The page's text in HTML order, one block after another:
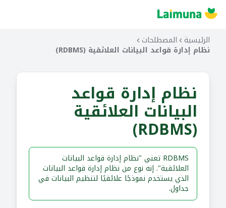
الرئيسية المصطلحات
نظام إدارة قواعد البيانات العلائقية (RDBMS)
نظام إدارة قواعد
البيانات العلائقية
(RDBMS)
RDBMS تعني "نظام إدارة قواعد البيانات
العلائقية". إنه نوع من نظام إدارة قواعد البيانات
الذي يستخدم نموذجًا علائقيًا لتنظيم البيانات في
جداول.